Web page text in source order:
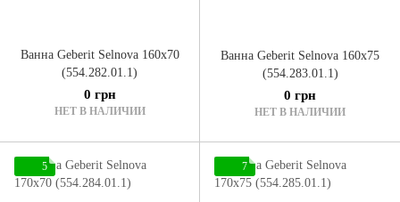
Ванна Geberit Selnova 160x70
(554.282.01.1)
0 грн
НЕТ В НАЛИЧИИ
Ванна Geberit Selnova 160x75
(554.283.01.1)
0 грн
НЕТ В НАЛИЧИИ
5 7